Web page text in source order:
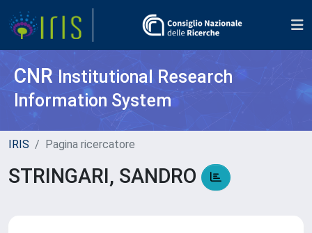
CNR Institutional Research
Information System
IRIS Pagina ricercatore
STRINGARI, SANDRO